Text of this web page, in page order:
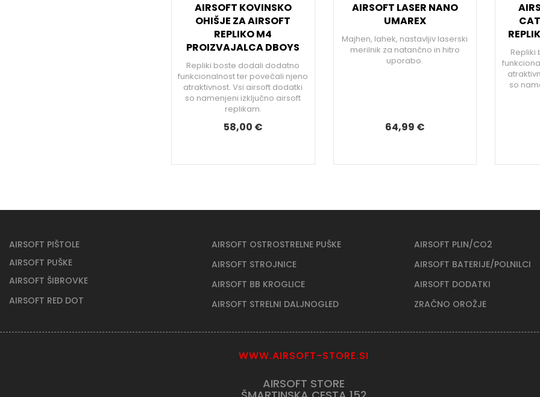
AIRSOFT KOVINSKO
OHIŠJE ZA AIRSOFT
REPLIKO M4
PROIZVAJALCA DBOYS
Repliki boste dodali dodatno
funkcionalnost ter povečali njeno
atraktivnost. Vsi airsoft dodatki
so namenjeni izključno airsoft
replikam.
58,00 €
AIRSOFT LASER NANO
UMAREX
Majhen, lahek, nastavljiv laserski
merilnik za natančno in hitro
uporabo.
64,99 €
so
AIRSOFT PIŠTOLE
AIRSOFT PUŠKE
AIRSOFT ŠIBROVKE
AIRSOFT RED DOT
AIRSOFT OSTROSTRELNE PUŠKE
AIRSOFT STROJNICE
AIRSOFT BB KROGLICE
AIRSOFT STRELNI DALJNOGLED
AIRSOFT PLIN/CO2
AIRSOFT BATERIJE/POLNILCI
AIRSOFT DODATKI
ZRAČNO OROŽJE
WWW.AIRSOFT-STORE.SI
AIRSOFT STORE